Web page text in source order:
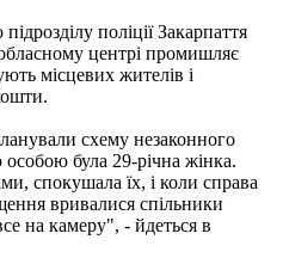
поліції Закарпаття
центрі промишляє
місцевих жителів і
схему незаконного
була 29-річна жінка.
спокушала їх, і коли справа
вривалися спільники
на камеру", - йдеться в